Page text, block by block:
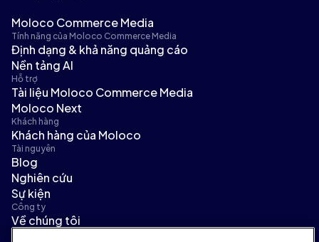
Moloco Commerce Media
Tính năng của Moloco Commerce Media
Định dạng & khả năng quảng cáo
Nền tảng AI
Hỗ trợ
Tài liệu Moloco Commerce Media
Moloco Next
Khách hàng
Khách hàng của Moloco
Tài nguyên
Blog
Nghiên cứu
Sự kiện
Công ty
Về chúng tôi